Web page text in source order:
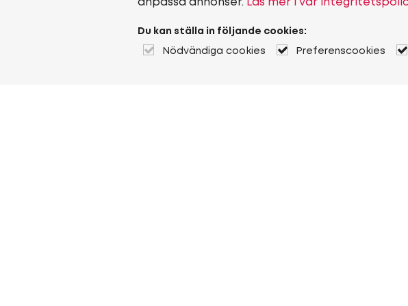
anpassa annonser. Läs mer i vår
Du kan ställa in följande cookies:
Nödvändiga cookies Preferenscookies